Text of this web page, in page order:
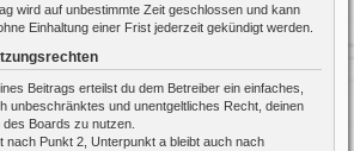
wird auf unbestimmte Zeit geschlossen und kann
Einhaltung einer Frist jederzeit gekündigt werden.
Beitrags erteilst du dem Betreiber ein einfaches,
unbeschränktes und unentgeltliches Recht, deinen
des Boards zu nutzen.
nach Punkt 2, Unterpunkt a bleibt auch nach